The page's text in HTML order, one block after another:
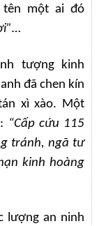
tên một ai đó
tượng kinh
đã chen kín
xì xào. Một
“Cấp cứu 115
tránh, ngã tư
kinh hoàng
lượng an ninh